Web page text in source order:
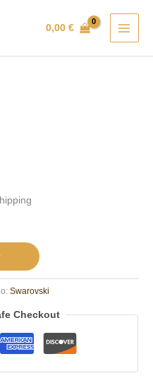
0,00€
Swarovski
Checkout